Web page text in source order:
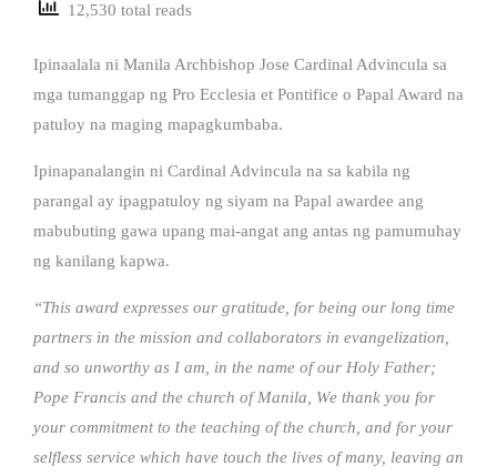
12,530 total reads
Ipinaalala ni Manila Archbishop Jose Cardinal Advincula sa
mga tumanggap ng Pro Ecclesia et Pontifice o Papal Award na
patuloy na maging mapagkumbaba.
Ipinapanalangin ni Cardinal Advincula na sa kabila ng
parangal ay ipagpatuloy ng siyam na Papal awardee ang
mabubuting gawa upang mai-angat ang antas ng pamumuhay
ng kanilang kapwa.
“This award expresses our gratitude, for being our long time
partners in the mission and collaborators in evangelization,
and so unworthy as I am, in the name of our Holy Father;
Pope Francis and the church of Manila, We thank you for
your commitment to the teaching of the church, and for your
selfless service which have touch the lives of many, leaving an